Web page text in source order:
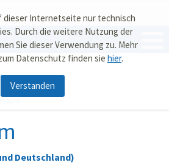
dieser Internetseite nur technisch
Durch die weitere Nutzung der
Sie dieser Verwendung zu. Mehr
Datenschutz finden sie hier.
Verstanden
Deutschland)